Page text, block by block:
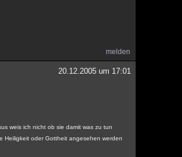
melden
20.12.2005 um 17:01
weis ich nicht ob sie damit was zu tun
Heiligkeit oder Gottheit angesehen werden